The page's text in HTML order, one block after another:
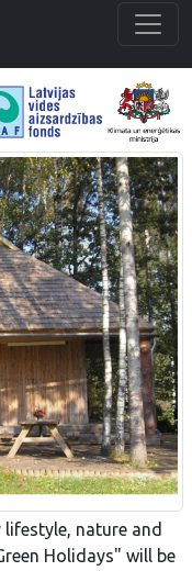
nature and
Holidays" will be